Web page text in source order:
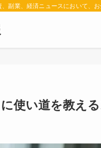
副業、経済ニュースにおいて、
使い道を教え